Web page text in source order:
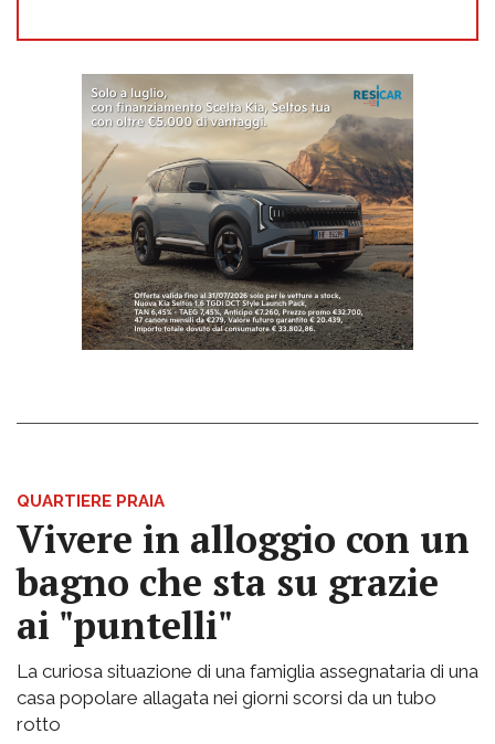
QUARTIERE PRAIA
Vivere in alloggio con un
bagno che sta su grazie
ai "puntelli"
La curiosa situazione di una famiglia assegnataria di una
casa popolare allagata nei giorni scorsi da un tubo
rotto